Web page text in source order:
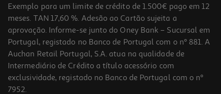
Exemplo para um limite de crédito de 1.500€ pago em 12
meses. TAN 17,60 %. Adesão ao Cartão sujeita a
aprovação. Informe-se junto do Oney Bank – Sucursal em
Portugal, registado no Banco de Portugal com o nº 881. A
Auchan Retail Portugal, S.A. atua na qualidade de
Intermediário de Crédito a título acessório com
exclusividade, registado no Banco de Portugal com o nº
7952.